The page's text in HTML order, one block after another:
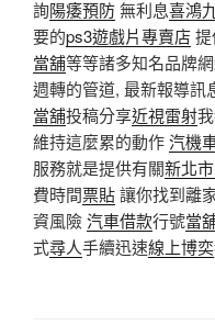
詢陽痿預防無利息喜鴻
要的ps3遊戲片專賣店
當舖等等諸多知名品牌
週轉的管道, 最新報導訊
當舖投稿分享近視雷射
維持這麼累的動作汽機
服務就是提供有關新北
費時間票貼讓你找到離
資風險汽車借款行號當
式尋人手續迅速線上博奕